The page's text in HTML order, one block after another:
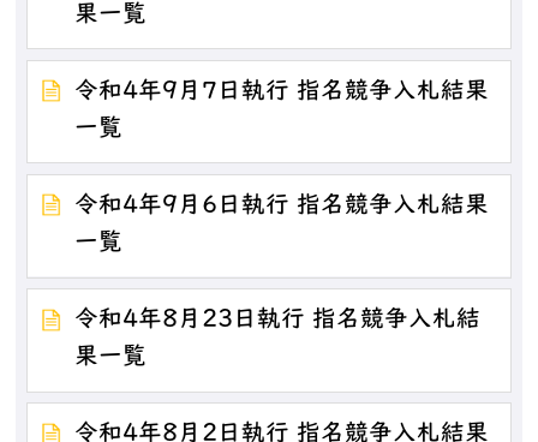
果一覧
令和4年9月7日執行 指名競争入札結果
一覧
令和4年9月6日執行 指名競争入札結果
一覧
令和4年8月23日執行 指名競争入札結
果一覧
令和4年8月2日執行 指名競争入札結果